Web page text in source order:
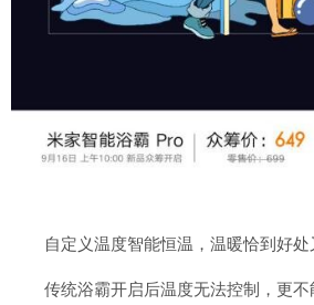
自定义温度智能恒温，温暖恰到好处
传统浴霸开启后温度无法控制，更